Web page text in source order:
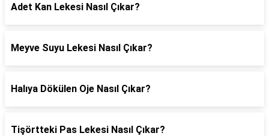
Adet Kan Lekesi Nasıl Çıkar?
Meyve Suyu Lekesi Nasıl Çıkar?
Halıya Dökülen Oje Nasıl Çıkar?
Tişörtteki Pas Lekesi Nasıl Çıkar?